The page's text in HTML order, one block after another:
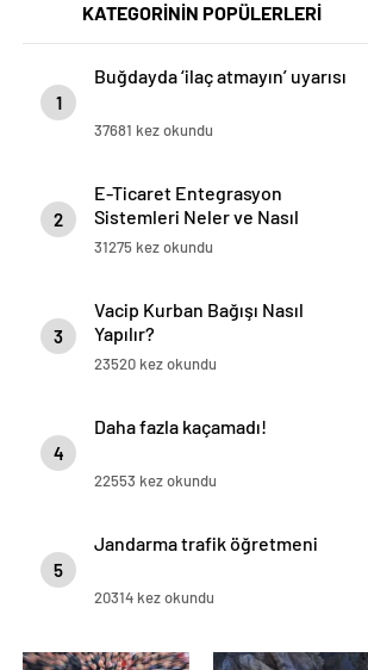
KATEGORİNİN POPÜLERLERİ
1
Buğdayda ‘ilaç atmayın’ uyarısı
37681 kez okundu
2
E-Ticaret Entegrasyon
Sistemleri Neler ve Nasıl
Yapılır?
31275 kez okundu
3
Vacip Kurban Bağışı Nasıl
Yapılır?
23520 kez okundu
4
Daha fazla kaçamadı!
22553 kez okundu
5
Jandarma trafik öğretmeni
20314 kez okundu